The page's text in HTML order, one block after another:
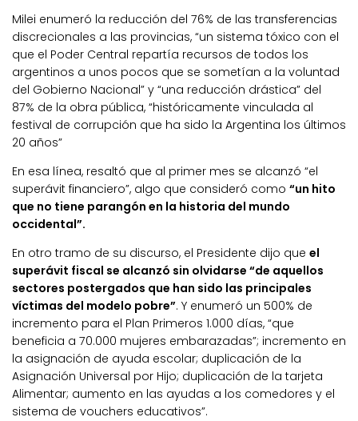
Milei enumeró la reducción del 76% de las transferencias
discrecionales a las provincias, “un sistema tóxico con el
que el Poder Central repartía recursos de todos los
argentinos a unos pocos que se sometían a la voluntad
del Gobierno Nacional” y “una reducción drástica” del
87% de la obra pública, “históricamente vinculada al
festival de corrupción que ha sido la Argentina los últimos
20 años”
En esa línea, resaltó que al primer mes se alcanzó “el
superávit financiero”, algo que consideró como “un hito
que no tiene parangón en la historia del mundo
occidental”.
En otro tramo de su discurso, el Presidente dijo que el
superávit fiscal se alcanzó sin olvidarse “de aquellos
sectores postergados que han sido las principales
víctimas del modelo pobre”. Y enumeró un 500% de
incremento para el Plan Primeros 1.000 días, “que
beneficia a 70.000 mujeres embarazadas”; incremento en
la asignación de ayuda escolar; duplicación de la
Asignación Universal por Hijo; duplicación de la tarjeta
Alimentar; aumento en las ayudas a los comedores y el
sistema de vouchers educativos”.